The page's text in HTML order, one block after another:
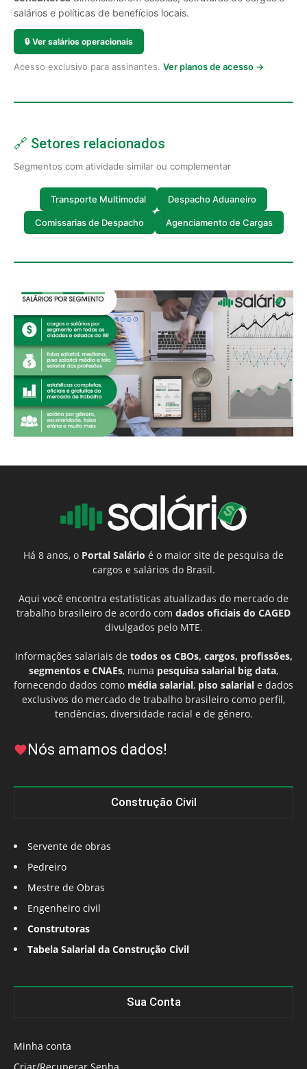
salários e políticas de benefícios locais.
🔒 Ver salários operacionais
Acesso exclusivo para assinantes. Ver planos de acesso →
🔗 Setores relacionados
Segmentos com atividade similar ou complementar
Transporte Multimodal Despacho Aduaneiro
Comissarias de Despacho Agenciamento de Cargas
Há 8 anos, o Portal Salário é o maior site de pesquisa de
cargos e salários do Brasil.
Aqui você encontra estatísticas atualizadas do mercado de
trabalho brasileiro de acordo com dados oficiais do CAGED
divulgados pelo MTE.
Informações salariais de todos os CBOs, cargos, profissões,
segmentos e CNAEs, numa pesquisa salarial big data,
fornecendo dados como média salarial, piso salarial e dados
exclusivos do mercado de trabalho brasileiro como perfil,
tendências, diversidade racial e de gênero.
Nós amamos dados!
Construção Civil
Servente de obras
Pedreiro
Mestre de Obras
Engenheiro civil
Construtoras
Tabela Salarial da Construção Civil
Sua Conta
Minha conta